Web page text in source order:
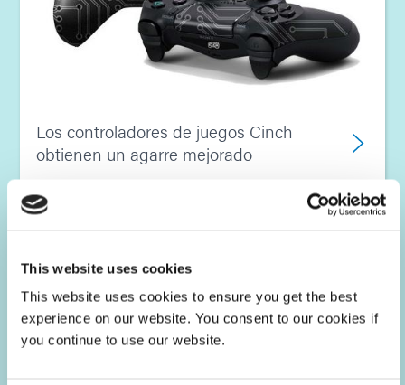
This website uses cookies
This website uses cookies to ensure you get the best
experience on our website. You consent to our cookies if
you continue to use our website.
Los controladores de juegos Cinch
obtienen un agarre mejorado